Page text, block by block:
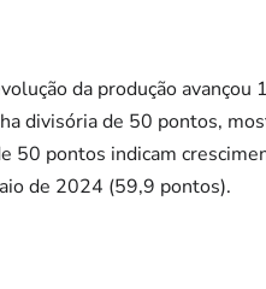
da produção
divisória de 50 pontos,
50 pontos indicam
de 2024 (59,9 pontos).